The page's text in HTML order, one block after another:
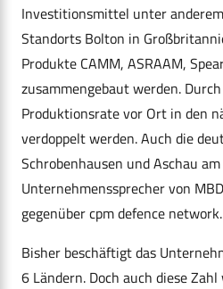
Investitionsmittel unter
Standorts Bolton in
Produkte CAMM, ASRAAM,
zusammengebaut werden.
Produktionsrate vor Ort in den
verdoppelt werden. Auch die
Schrobenhausen und Aschau
Unternehmenssprecher von
gegenüber cpm defence network.
Bisher beschäftigt das
6 Ländern. Doch auch diese